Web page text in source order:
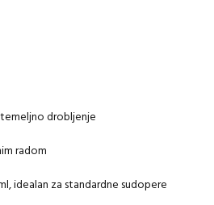
drobljenje
radom
idealan za standardne sudopere